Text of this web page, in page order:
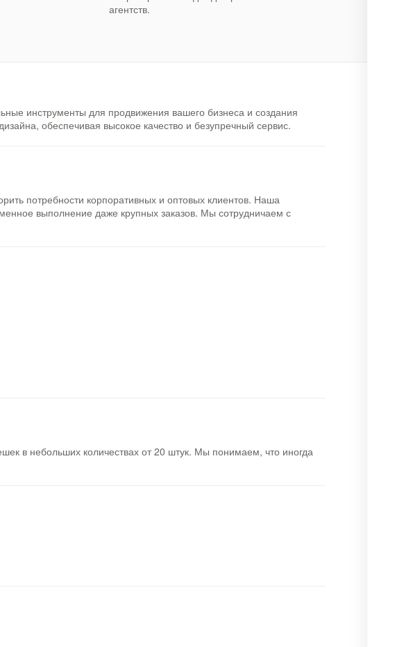
агентств.
инструменты для продвижения вашего бизнеса и создания
обеспечивая высокое качество и безупречный сервис.
потребности корпоративных и оптовых клиентов. Наша
выполнение даже крупных заказов. Мы сотрудничаем с
в небольших количествах от 20 штук. Мы понимаем, что иногда